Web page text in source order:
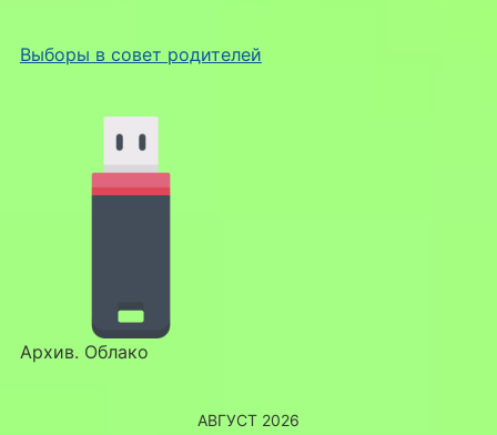
Выборы в совет родителей
Архив. Облако
АВГУСТ 2026